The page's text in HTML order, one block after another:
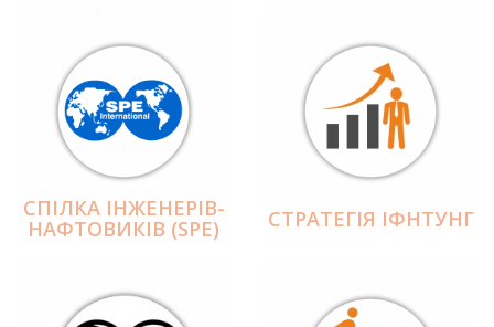
СПІЛКА ІНЖЕНЕРІВ-
НАФТОВИКІВ (SPE) СТРАТЕГІЯ ІФНТУНГ